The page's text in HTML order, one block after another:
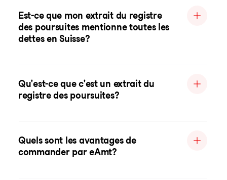
Est-ce que mon extrait du registre
des poursuites mentionne toutes les
dettes en Suisse?
Qu'est-ce que c'est un extrait du
registre des poursuites?
Quels sont les avantages de
commander par eAmt?